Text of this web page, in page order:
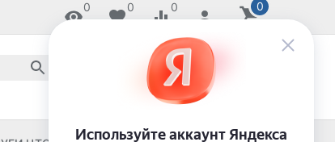
0 0 0 0
8 800 2018-054
звонок по России бесплатный
8 (8652) 55-11-33
ЗАКАЖИ И ЗАБЕРИ СЕГОДНЯ!